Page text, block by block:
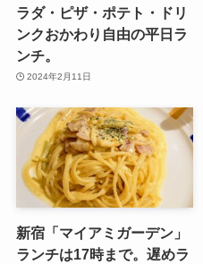
ラダ・ピザ・ポテト・ドリ
ンクおかわり自由の平日ラ
ンチ。
2024年2月11日
新宿「マイアミガーデン」
ランチは17時まで。遅めラ